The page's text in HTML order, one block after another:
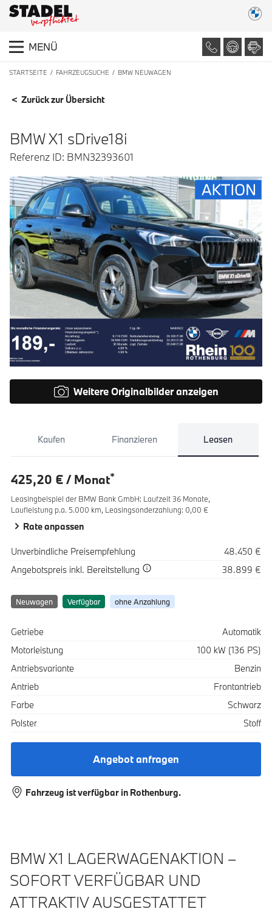
MENÜ
STARTSEITE FAHRZEUGSUCHE BMW NEUWAGEN
FAHRZEUGDETAILS
< Zurück zur Übersicht
BMW X1 sDrive18i
Referenz ID: BMN32393601
Weitere Originalbilder anzeigen
Kaufen Finanzieren Leasen
425,20 € / Monat*
Leasingbeispiel der BMW Bank GmbH: Laufzeit 36 Monate,
Laufleistung p.a. 5.000 km, Leasingsonderzahlung: 0,00 €
Rate anpassen
SpezifikationWert
Unverbindliche Preisempfehlung
48.450 €
Spezifikation Wert
Angebotspreis inkl. Bereitstellung 38.899 €
Neuwagen Verfügbar ohne Anzahlung
Spezifikation
Getriebe
Automatik
Motorleistung
100 kW (136 PS)
Antriebsvariante
Benzin
Antrieb
Frontantrieb
Farbe
Schwarz
Polster
Stoff
Angebot anfragen
Fahrzeug ist verfügbar in Rothenburg.
BMW X1 LAGERWAGENAKTION –
SOFORT VERFÜGBAR UND
ATTRAKTIV AUSGESTATTET